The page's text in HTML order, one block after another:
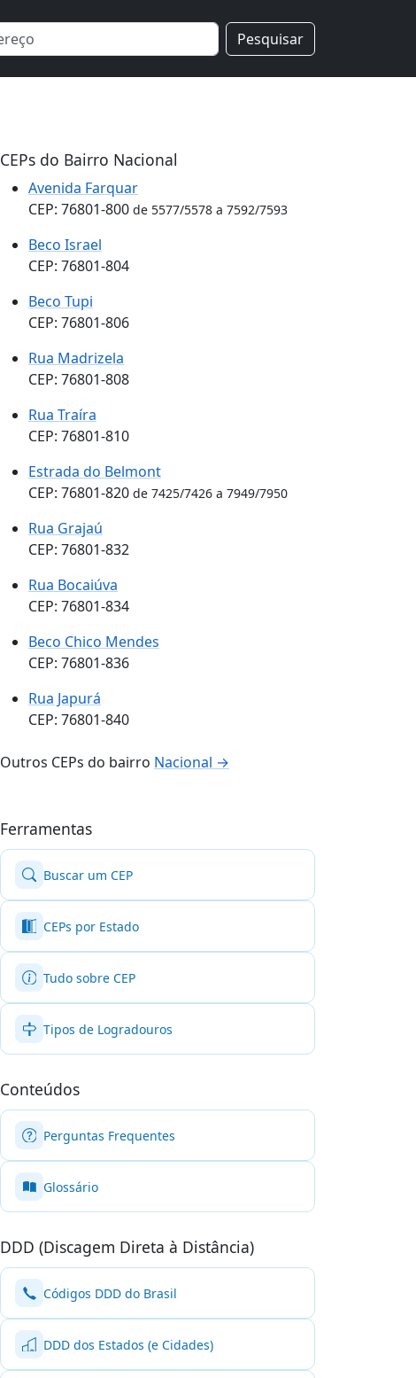
Pesquisar
CEPs do Bairro Nacional
Avenida Farquar
CEP: 76801-800 de 5577/5578 a 7592/7593
Beco Israel
CEP: 76801-804
Beco Tupi
CEP: 76801-806
Rua Madrizela
CEP: 76801-808
Rua Traíra
CEP: 76801-810
Estrada do Belmont
CEP: 76801-820 de 7425/7426 a 7949/7950
Rua Grajaú
CEP: 76801-832
Rua Bocaiúva
CEP: 76801-834
Beco Chico Mendes
CEP: 76801-836
Rua Japurá
CEP: 76801-840
Outros CEPs do bairro Nacional →
Ferramentas
Buscar um CEP
CEPs por Estado
Tudo sobre CEP
Tipos de Logradouros
Conteúdos
Perguntas Frequentes
Glossário
DDD (Discagem Direta à Distância)
Códigos DDD do Brasil
DDD dos Estados (e Cidades)